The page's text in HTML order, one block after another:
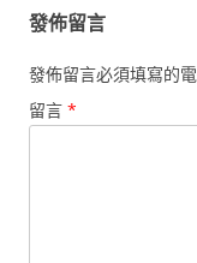
發佈留言
發佈留言必須填寫的
留言 *